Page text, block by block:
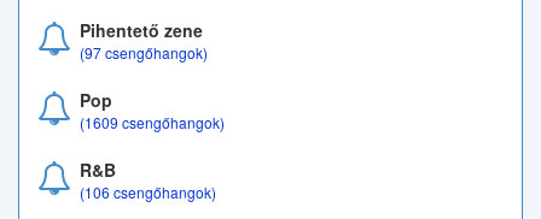
Pihentető zene
(97 csengőhangok)
Pop
(1609 csengőhangok)
R&B
(106 csengőhangok)